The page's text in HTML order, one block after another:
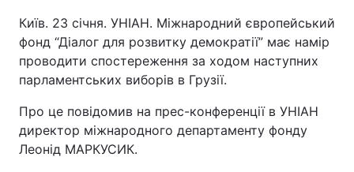
Київ. 23 січня. УНІАН. Міжнародний європейський
фонд “Діалог для розвитку демократії” має намір
проводити спостереження за ходом наступних
парламентських виборів в Грузії.
Про це повідомив на прес-конференції в УНІАН
директор міжнародного департаменту фонду
Леонід МАРКУСИК.